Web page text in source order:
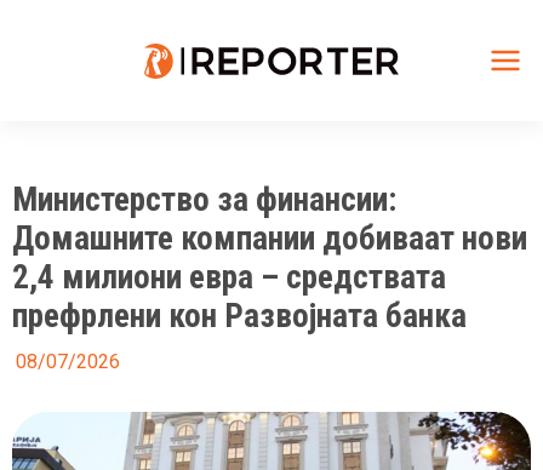
Министерство за финансии:
Домашните компании добиваат нови
2,4 милиони евра – средствата
префрлени кон Развојната банка
08/07/2026